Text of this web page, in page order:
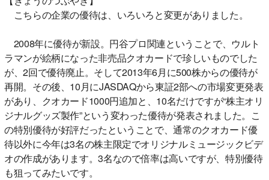
こちらの企業の優待は、いろいろと変更がありました。
2008年に優待が新設。円谷プロ関連ということで、ウルト
ラマンが絵柄になった非売品クオカードで珍しいものでした
が、2回で優待廃止。そして2013年6月に500株からの優待が
再開。その後、10月にJASDAQから東証2部への市場変更発表
があり、クオカード1000円追加と、10名だけですが“株主オリ
ジナルグッズ製作”という変わった優待が発表されました。こ
の特別優待が好評だったということで、通常のクオカード優
待以外に今年は3名の株主限定でオリジナルミュージックビデ
オの作成があります。3名なので倍率は高いですが、特別優待
も狙ってみたいです。